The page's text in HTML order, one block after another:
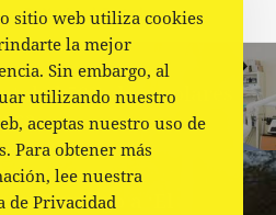
Categorías
Nacional,Portada
el 58% de escolares
Durango a ‘El
sitio web utiliza cookies
la mejor
Sin embargo, al
utilizando nuestro
aceptas nuestro uso de
Para obtener más
lee nuestra
de Privacidad